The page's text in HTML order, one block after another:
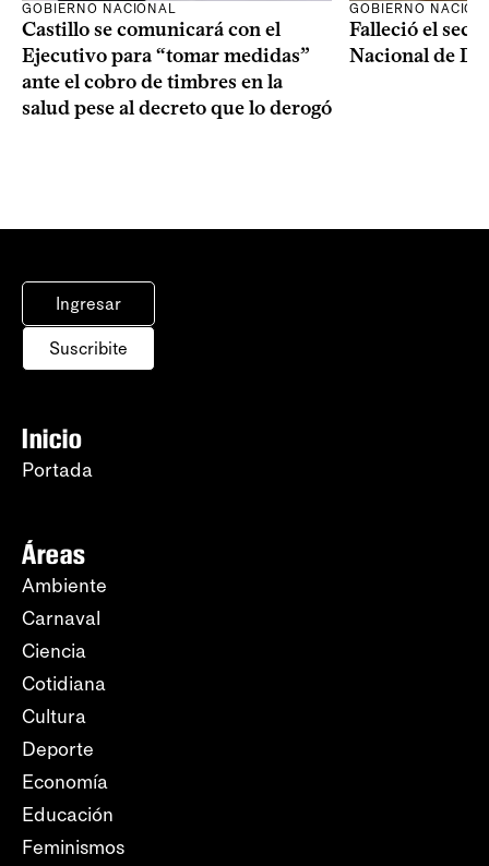
GOBIERNO NACIONAL
Castillo se comunicará con el
Ejecutivo para “tomar medidas”
ante el cobro de timbres en la
salud pese al decreto que lo derogó
GOBIERNO
Falleció el
Nacional de
Ingresar
Suscribite
Inicio
Portada
Áreas
Ambiente
Carnaval
Ciencia
Cotidiana
Cultura
Deporte
Economía
Educación
Feminismos